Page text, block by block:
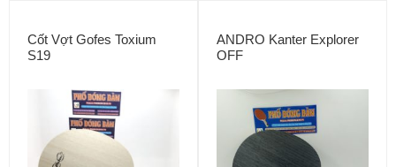
Cốt Vợt Gofes Toxium
S19
ANDRO Kanter Explorer
OFF